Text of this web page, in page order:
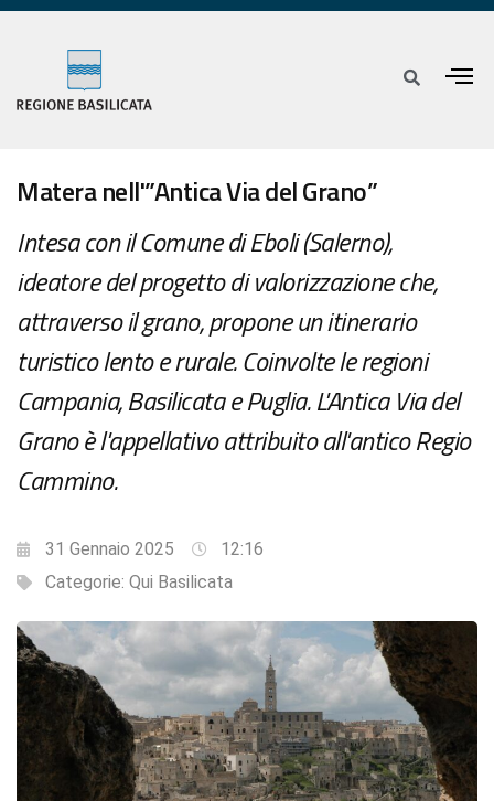
Matera nell'”Antica Via del Grano”
Intesa con il Comune di Eboli (Salerno),
ideatore del progetto di valorizzazione che,
attraverso il grano, propone un itinerario
turistico lento e rurale. Coinvolte le regioni
Campania, Basilicata e Puglia. L'Antica Via del
Grano è l'appellativo attribuito all'antico Regio
Cammino.
31 Gennaio 2025
12:16
Categorie: Qui Basilicata